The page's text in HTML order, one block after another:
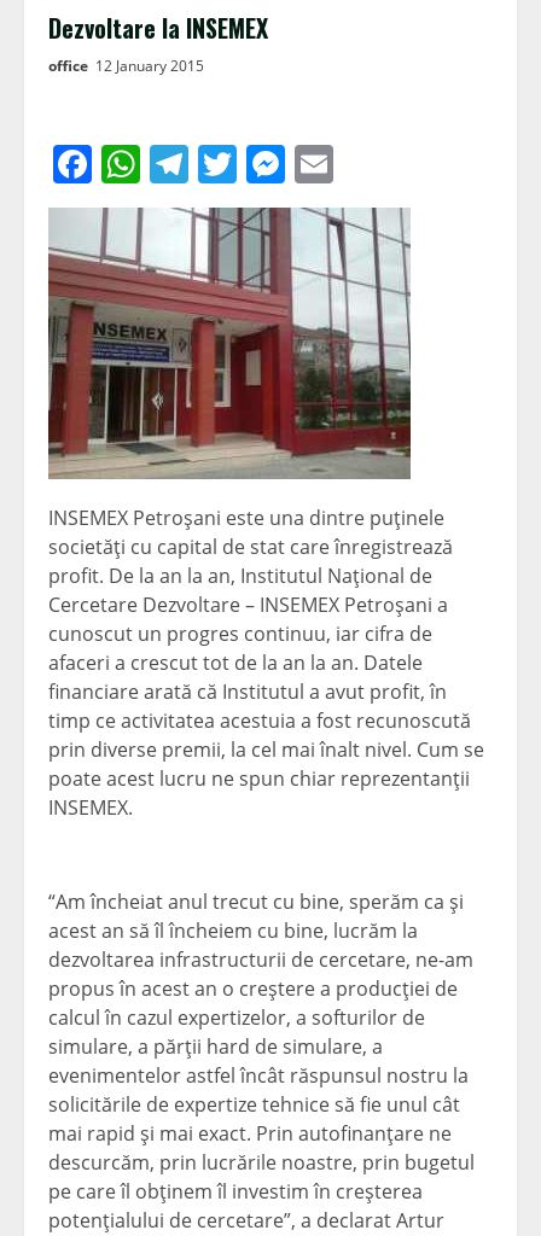
Dezvoltare la INSEMEX
office 12 January 2015
Facebook
WhatsApp
Telegram
TwitterMessenger
INSEMEX Petroşani este una dintre puţinele
societăţi cu capital de stat care înregistrează
profit. De la an la an, Institutul Naţional de
Cercetare Dezvoltare – INSEMEX Petroşani a
cunoscut un progres continuu, iar cifra de
afaceri a crescut tot de la an la an. Datele
financiare arată că Institutul a avut profit, în
timp ce activitatea acestuia a fost recunoscută
prin diverse premii, la cel mai înalt nivel. Cum se
poate acest lucru ne spun chiar reprezentanţii
INSEMEX.
“Am încheiat anul trecut cu bine, sperăm ca şi
acest an să îl încheiem cu bine, lucrăm la
dezvoltarea infrastructurii de cercetare, ne-am
propus în acest an o creştere a producţiei de
calcul în cazul expertizelor, a softurilor de
simulare, a părţii hard de simulare, a
evenimentelor astfel încât răspunsul nostru la
solicitările de expertize tehnice să fie unul cât
mai rapid şi mai exact. Prin autofinanţare ne
descurcăm, prin lucrările noastre, prin bugetul
pe care îl obţinem îl investim în creşterea
potenţialului de cercetare”, a declarat Artur